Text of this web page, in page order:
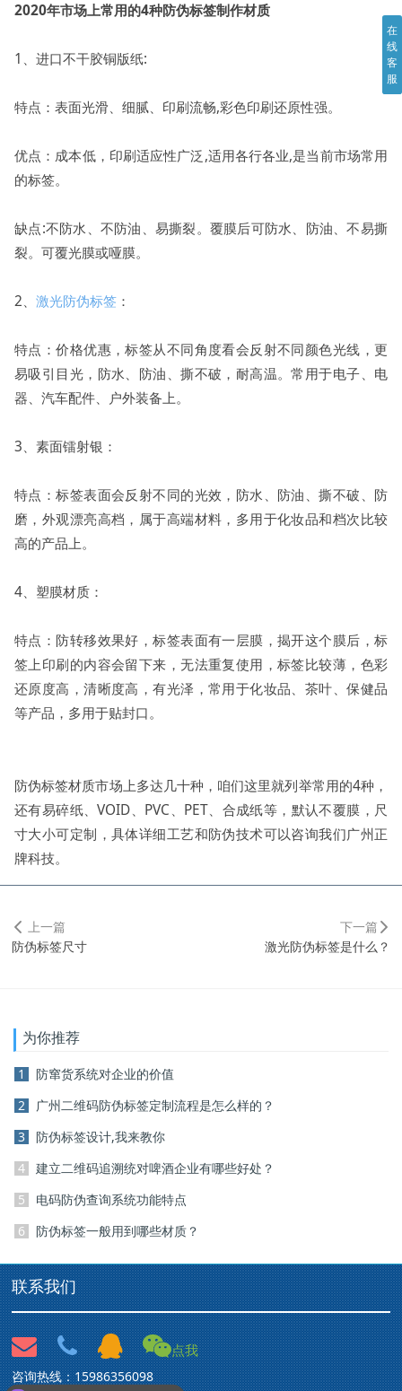
2020年市场上常用的4种防伪标签制作材质
1、进口不干胶铜版纸:
特点：表面光滑、细腻、印刷流畅,彩色印刷还原性强。
优点：成本低，印刷适应性广泛,适用各行各业,是当前市场常用
的标签。
缺点:不防水、不防油、易撕裂。覆膜后可防水、防油、不易撕
裂。可覆光膜或哑膜。
2、 激光防伪标签 ：
特点：价格优惠，标签从不同角度看会反射不同颜色光线，更
易吸引目光，防水、防油、撕不破，耐高温。常用于电子、电
器、汽车配件、户外装备上。
3、素面镭射银：
特点：标签表面会反射不同的光效，防水、防油、撕不破、防
磨，外观漂亮高档，属于高端材料，多用于化妆品和档次比较
高的产品上。
4、塑膜材质：
特点：防转移效果好，标签表面有一层膜，揭开这个膜后，标
签上印刷的内容会留下来，无法重复使用，标签比较薄，色彩
还原度高，清晰度高，有光泽，常用于化妆品、茶叶、保健品
等产品，多用于贴封口。
防伪标签材质市场上多达几十种，咱们这里就列举常用的4种，
还有易碎纸、VOID、PVC、PET、合成纸等，默认不覆膜，尺
寸大小可定制，具体详细工艺和防伪技术可以咨询我们广州正
牌科技。
上一篇
防伪标签尺寸
下一篇
激光防伪标签是什么？
为你推荐
1
防窜货系统对企业的价值
2
广州二维码防伪标签定制流程是怎么样的？
3
防伪标签设计,我来教你
4
建立二维码追溯统对啤酒企业有哪些好处？
5
电码防伪查询系统功能特点
6
防伪标签一般用到哪些材质？
联系我们
点我
咨询热线：15986356098
在
线
客
服